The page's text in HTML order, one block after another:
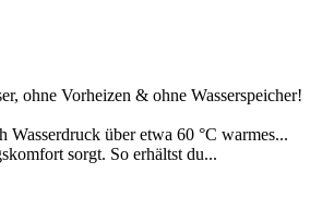
ohne Vorheizen & ohne Wasserspeicher!
über etwa 60 °C warmes...
sorgt. So erhältst du...